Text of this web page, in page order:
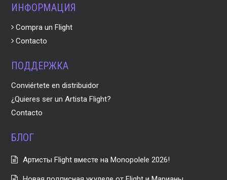
ИНФОРМАЦИЯ
Compra un Flight
Contacto
ПОДДЕРЖКА
Conviértete en distribuidor
¿Quieres ser un Artista Flight?
Contacto
БЛОГ
Артисты Flight вместе на Monopolele 2026!